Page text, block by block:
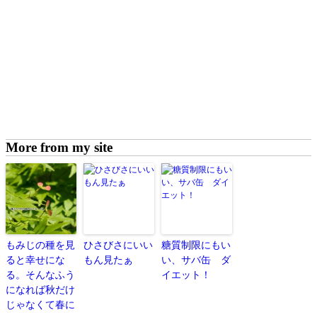
More from my site
もみじの種を見
ると幸せにな
る。そんなふう
になれば秋だけ
じゃなくて春に
ひさびさにいい
もん見たぁ
糖質制限にもい
い、サバ缶 ダ
イエット！